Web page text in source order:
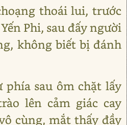
thoái lui, trước
Phi, sau đấy người
không biết bị đánh
phía sau ôm chặt lấy
lên cảm giác cay
cùng, mắt thấy đầy